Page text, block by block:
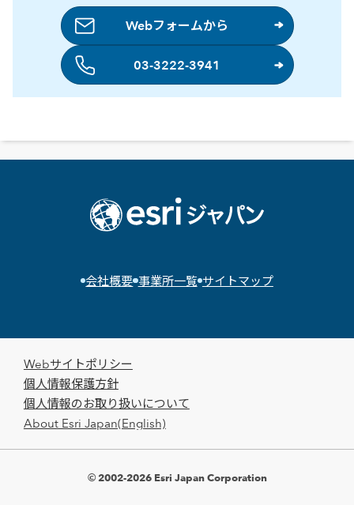
Webフォームから
03-3222-3941
会社概要 事業所一覧 サイトマップ
Webサイトポリシー
個人情報保護方針
個人情報のお取り扱いについて
About Esri Japan(English)
© 2002-2026 Esri Japan Corporation